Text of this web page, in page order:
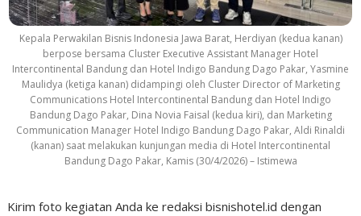
Kepala Perwakilan Bisnis Indonesia Jawa Barat, Herdiyan (kedua kanan)
berpose bersama Cluster Executive Assistant Manager Hotel
Intercontinental Bandung dan Hotel Indigo Bandung Dago Pakar, Yasmine
Maulidya (ketiga kanan) didampingi oleh Cluster Director of Marketing
Communications Hotel Intercontinental Bandung dan Hotel Indigo
Bandung Dago Pakar, Dina Novia Faisal (kedua kiri), dan Marketing
Communication Manager Hotel Indigo Bandung Dago Pakar, Aldi Rinaldi
(kanan) saat melakukan kunjungan media di Hotel Intercontinental
Bandung Dago Pakar, Kamis (30/4/2026) – Istimewa
Kirim foto kegiatan Anda ke redaksi bisnishotel.id dengan